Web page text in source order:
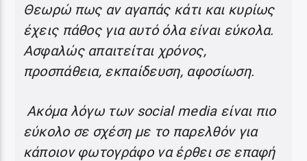
Θεωρώ πως αν αγαπάς κάτι και κυρίως
έχεις πάθος για αυτό όλα είναι εύκολα.
Ασφαλώς απαιτείται χρόνος,
προσπάθεια, εκπαίδευση, αφοσίωση.
Ακόμα λόγω των social media είναι πιο
εύκολο σε σχέση με το παρελθόν για
κάποιον φωτογράφο να έρθει σε επαφή